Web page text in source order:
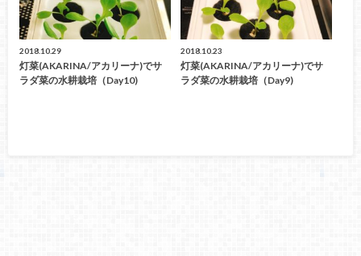
2018.10.29
灯菜(AKARINA/アカリーナ)でサ
ラダ菜の水耕栽培（day10)
2018.10.23
灯菜(AKARINA/アカリーナ)でサ
ラダ菜の水耕栽培（day9)